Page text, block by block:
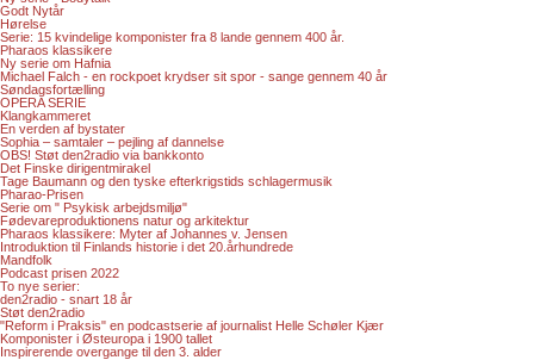
Godt Nytår
Hørelse
Serie: 15 kvindelige komponister fra 8 lande gennem 400 år.
Pharaos klassikere
Ny serie om Hafnia
Michael Falch - en rockpoet krydser sit spor - sange gennem 40 år
Søndagsfortælling
OPERA SERIE
Klangkammeret
En verden af bystater
Sophia – samtaler – pejling af dannelse
OBS! Støt den2radio via bankkonto
Det Finske dirigentmirakel
Tage Baumann og den tyske efterkrigstids schlagermusik
Pharao-Prisen
Serie om " Psykisk arbejdsmiljø"
Fødevareproduktionens natur og arkitektur
Pharaos klassikere: Myter af Johannes v. Jensen
Introduktion til Finlands historie i det 20.århundrede
Mandfolk
Podcast prisen 2022
To nye serier:
den2radio - snart 18 år
Støt den2radio
"Reform i Praksis" en podcastserie af journalist Helle Schøler Kjær
Komponister i Østeuropa i 1900 tallet
Inspirerende overgange til den 3. alder